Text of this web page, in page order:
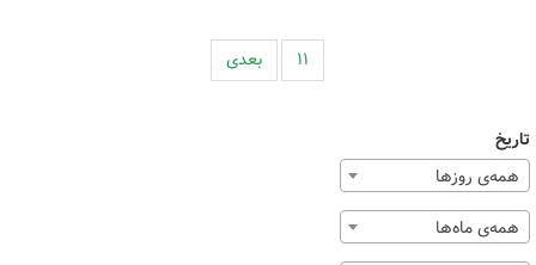
۱۱ بعدی
تاریخ
همه‌ی روزها
همه‌ی ماه‌ها